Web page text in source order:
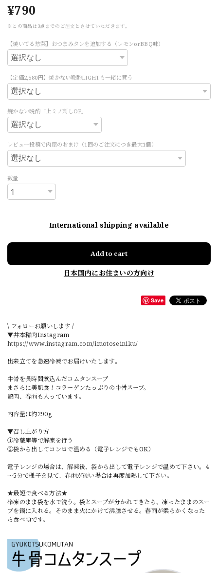
¥790
※この商品は3点までのご注文とさせていただきます。
【焼いてる惣菜】おつまみタンを追加する（レモンorBBQ味）
【定価2,580円】焼かない晩酌LIGHTも一緒に買う
焼かない晩酌「上ミノ刺しOP」
レビュー投稿で肉屋のおまけ（1回のご注文につき最大1個）
数量
International shipping available
Add to cart
日本国内にお住まいの方向け
Save
\ フォローお願いします /
▼井本精肉Instagram
https://www.instagram.com/imotoseiniku/
出来立てを急速冷凍でお届けいたします。
牛骨を長時間煮込んだコムタンスープ
まさらに美肌食！コラーゲンたっぷりの牛骨スープ。
鶏肉、春雨も入っています。
内容量は約290g
▼召し上がり方
①冷蔵庫等で解凍を行う
②袋から出してコンロで温める（電子レンジでもOK）
電子レンジの場合は、解凍後、袋から出して電子レンジで温めて下さい。4
～5分で様子を見て、春雨が硬い場合は再度加熱して下さい。
★最短で食べる方法★
冷凍のまま袋を水で洗う。袋とスープが分かれてきたら、凍ったままのスー
プを鍋に入れる。そのまま火にかけて沸騰させる。春雨が柔らかくなった
ら食べ頃です。